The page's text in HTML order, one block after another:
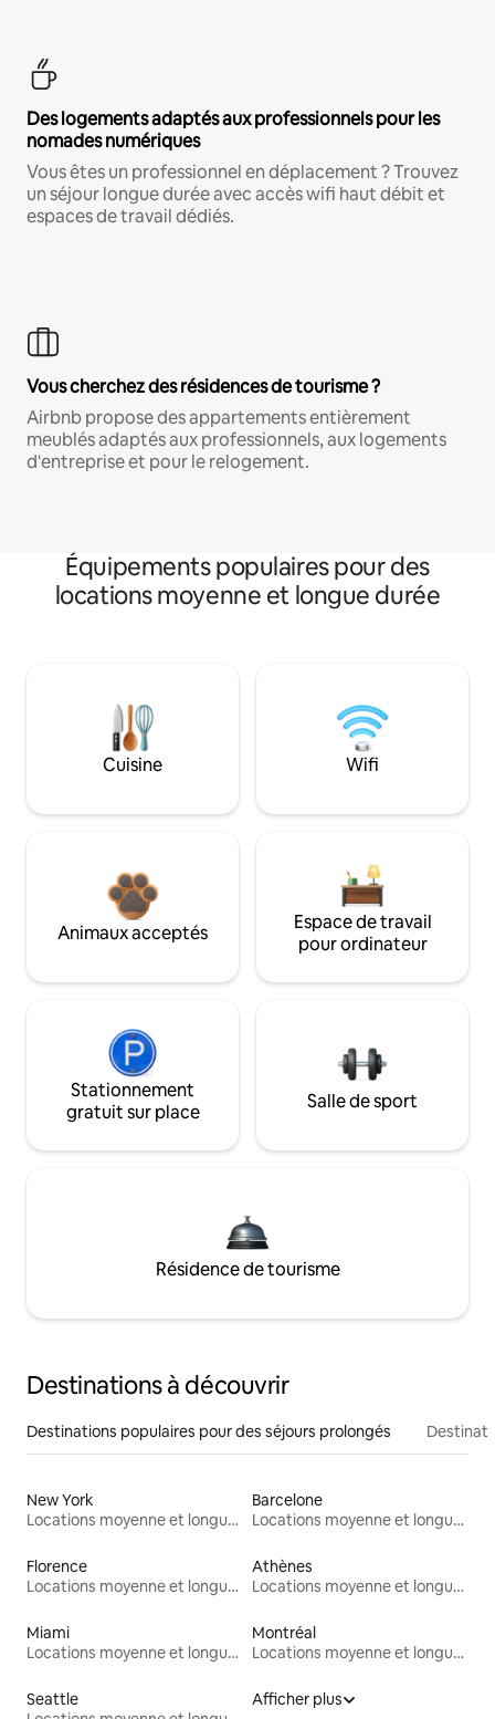
Des logements adaptés aux professionnels pour les
nomades numériques
Vous êtes un professionnel en déplacement ? Trouvez
un séjour longue durée avec accès wifi haut débit et
espaces de travail dédiés.
Vous cherchez des résidences de tourisme ?
Airbnb propose des appartements entièrement
meublés adaptés aux professionnels, aux logements
d'entreprise et pour le relogement.
Équipements populaires pour des
locations moyenne et longue durée
Cuisine Wifi
Animaux acceptés
Espace de travail
pour ordinateur
Stationnement
gratuit sur place
Salle de sport
Résidence de tourisme
Destinations à découvrir
Destinations populaires pour des séjours prolongés
New York
Locations moyenne et longue durée
Barcelone
Locations moyenne et longue durée
Florence
Locations moyenne et longue durée
Athènes
Locations moyenne et longue durée
Miami
Locations moyenne et longue durée
Montréal
Locations moyenne et longue durée
Seattle
Afficher plus